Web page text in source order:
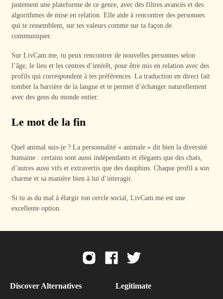
justement une plateforme de ce genre, avec des filtres avancés et des
algorithmes de mise en relation. Elle aide à rencontrer des personnes
qui te ressemblent, sur tes valeurs comme sur ta façon de
communiquer.
Sur LivCam.me, tu peux rencontrer de nouvelles personnes selon
l’âge, le lieu et les centres d’intérêt, pour être mis en relation avec des
profils qui correspondent à tes préférences. La traduction en direct fait
tomber la barrière de la langue et te permet d’échanger naturellement
avec des gens du monde entier.
Le mot de la fin
Quel animal suis-je ? La personnalité « animale » dit bien la diversité
humaine : certains sont aussi indépendants et élégants que des chats,
d’autres aussi vifs et extravertis que des dauphins. Chaque profil a son
charme et sa manière bien à lui d’interagir.
Si tu as du mal à élargir ton cercle social, LivCam.me est une
excellente option.
Discover Alternatives Legitimate